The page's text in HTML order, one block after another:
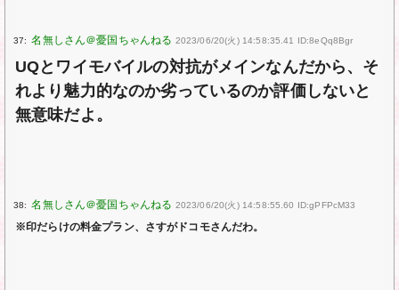
37: 2023/06/20(火) 14:58:35.41 ID:8eQq8Bgr
UQとワイモバイルの対抗がメインなんだから、そ
れより魅力的なのか劣っているのか評価しないと
無意味だよ。
38: 2023/06/20(火) 14:58:55.60 ID:gPFPcM33
※印だらけの料金プラン、さすがドコモさんだわ。